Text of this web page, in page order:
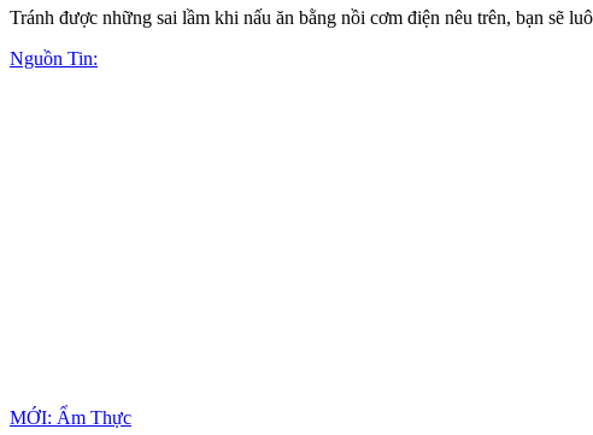
Tránh được những sai lầm khi nấu ăn bằng nồi cơm điện nêu trên, bạn sẽ
Nguồn Tin:
MỚI: Ẩm Thực